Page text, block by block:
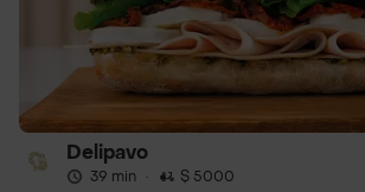
Delipavo
39 min · $ 5000